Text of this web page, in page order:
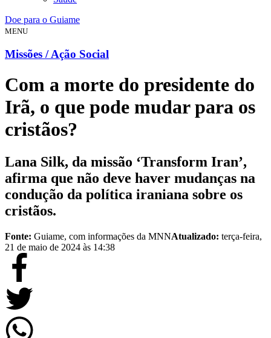
Doe para o Guiame
MENU
Missões / Ação Social
Com a morte do presidente do
Irã, o que pode mudar para os
cristãos?
Lana Silk, da missão ‘Transform Iran’,
afirma que não deve haver mudanças na
condução da política iraniana sobre os
cristãos.
Fonte: Guiame, com informações da MNNAtualizado: terça-feira,
21 de maio de 2024 às 14:38